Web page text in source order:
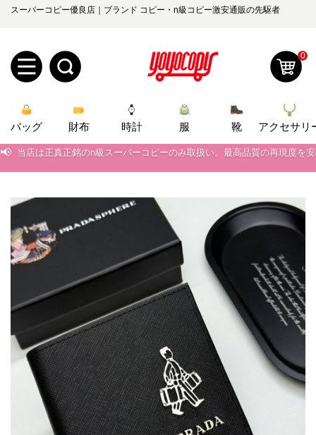
スーパーコピー優良店｜ブランド コピー・n級コピー激安通販の先駆者
規
ユ
ー
ロ
グ
オ
ー
管
お
せ
yoyocopys@gmail.com
2026人気特集
バッグ
財布
時計
服
ズボン
衣装セット
靴
住まい用品
アクセサリー
ベルト
スカーフ
アイフォーンケ
ース
小物
0
バッグ 財布 時計 服 靴
アクセサリ
📢 新作入荷！ルイ・ヴィトンスーパーコピー バッグ最新モデルが登場。
当店は正真正銘のn級スーパーコピーのみ取扱い。最高品質の再現度を
📢 2026春の新作続々更新中！期間中のご注文でお得な割引をご利用いただ
新作入荷！ルイ・ヴィトンスーパーコピー バッグ最新モデルが登場。